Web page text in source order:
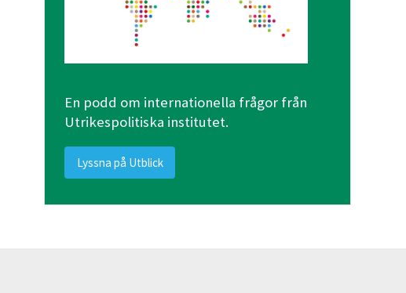
En podd om internationella frågor från
Utrikespolitiska institutet.
Lyssna på Utblick